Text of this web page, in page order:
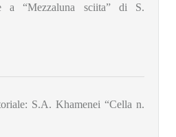
a “Mezzaluna sciita” di S.
S.A. Khamenei “Cella n.